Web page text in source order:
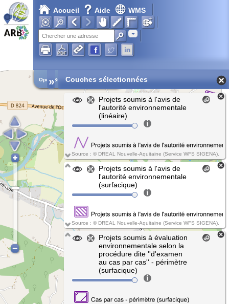
Accueil Aide WMS
Adresse
Chargement en cours...
Open Street Map
» Couches sélectionnées
Projets soumis à l'avis de
l'autorité environnementale
(linéaire)
Source : © DREAL Nouvelle-Aquitaine (Service WFS SIGENA).
Projets soumis à l'avis de
l'autorité environnementale
(surfacique)
Source : © DREAL Nouvelle-Aquitaine (Service WFS SIGENA).
Projets soumis à évaluation
environnementale selon la
procédure dite ''d'examen
au cas par cas'' - périmètre
(surfacique)